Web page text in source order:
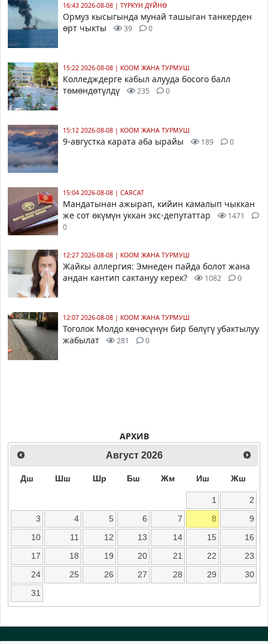
16:43 2026-08-08 | ТҮРКҮН ДҮЙНӨ
Ормуз кысыгында мунай ташыган танкерден
өрт чыкты
39 0
15:22 2026-08-08 | КООМ ЖАНА ТУРМУШ
Колледждерге кабыл алууда босого балл
төмөндөтүлдү
235 0
15:12 2026-08-08 | КООМ ЖАНА ТУРМУШ
9-августка карата аба ырайы 189 0
15:04 2026-08-08 | САЯСАТ
Мандатынан ажырап, кийин камалып чыккан
же сот өкүмүн уккан экс-депутаттар
1471
0
12:27 2026-08-08 | КООМ ЖАНА ТУРМУШ
Жайкы аллергия: Эмнеден пайда болот жана
андан кантип сактануу керек?
1082 0
12:07 2026-08-08 | КООМ ЖАНА ТУРМУШ
Тоголок Молдо көчөсүнүн бир бөлүгү убактылуу
жабылат
281 0
АРХИВ
Август 2026
Дш Шш Шр Бш Жм Иш Жш
1
2
3
4 5 6 7 8
9
10
11 12 13 14 15
16
17
18 19 20 21 22
23
24
25 26 27 28 29
30
31